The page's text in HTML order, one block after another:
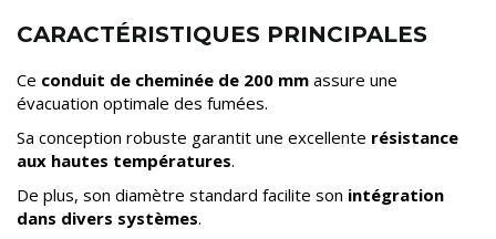
CARACTÉRISTIQUES PRINCIPALES
Ce conduit de cheminée de 200 mm assure une
évacuation optimale des fumées.
Sa conception robuste garantit une excellente résistance
aux hautes températures.
De plus, son diamètre standard facilite son intégration
dans divers systèmes.